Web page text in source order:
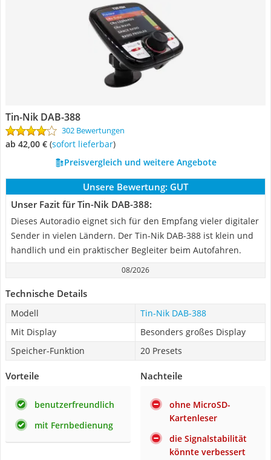
Tin-Nik DAB-388
302 Bewertungen
ab 42,00 € ( Sofort lieferbar)
Preisvergleich und weitere Angebote
Unsere Bewertung: GUT
Unser Fazit für Tin-Nik DAB-388:
Dieses Autoradio eignet sich für den Empfang vieler digitaler
Sender in vielen Ländern. Der Tin-Nik DAB-388 ist klein und
handlich und ein praktischer Begleiter beim Autofahren.
08/2026
Technische Details
Modell
Tin-Nik DAB-388
Mit Display
Besonders großes Display
Speicher-Funktion
20 Presets
Vorteile
benutzerfreundlich
mit Fernbedienung
Nachteile
ohne MicroSD-
Kartenleser
die Signalstabilität
könnte verbessert